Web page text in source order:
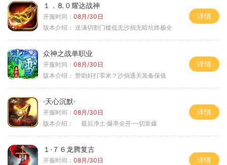
１．⒏０耀达战神
开服时间： 08月/30日
版本介绍： 送满切割门槛低无沙捐无暗坑终极全
详情
众神之战单职业
开服时间： 08月/30日
版本介绍： 赞助好打零米？沙捐通关装备保值
详情
·天心沉默·
开服时间： 08月/30日
版本介绍：
最后净土·爆率全开·一切靠爆
详情
１·７６龙腾复古
开服时间： 08月/30日
详情